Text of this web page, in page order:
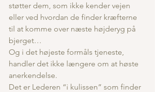
støtter dem, som ikke kender vejen
eller ved hvordan de finder kræfterne
til at komme over næste højderyg på
bjerget…
Og i det højeste formåls tjeneste,
handler det ikke længere om at høste
anerkendelse.
Det er Lederen “i kulissen” som finder